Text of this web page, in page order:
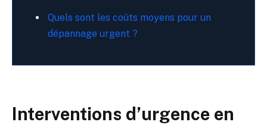
Quels sont les coûts moyens pour un
dépannage urgent ?
Interventions d’urgence en